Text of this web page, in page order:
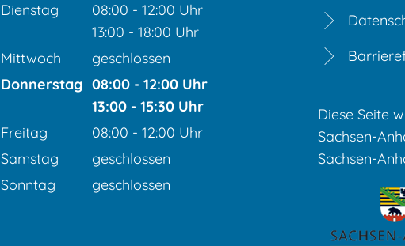
Dienstag
08:00 - 12:00 Uhr
Von 08:00 bis 12:00 Uhr
13:00 - 18:00 Uhr
Von 13:00 bis 18:00 Uhr
Mittwoch
geschlossen
Donnerstag 08:00 - 12:00 Uhr
Von 08:00 bis 12:00 Uhr
13:00 - 15:30 Uhr
Von 13:00 bis 15:30 Uhr
Freitag 08:00 - 12:00 Uhr
Von 08:00 bis 12:00 Uhr
Samstag
geschlossen
Sonntag
geschlossen
Diese Seite
Sachsen-
Sachsen-